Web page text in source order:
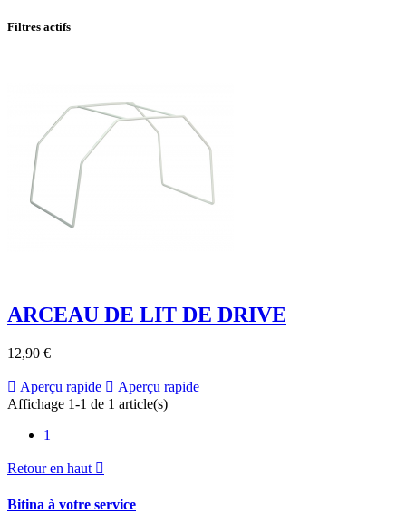
Filtres actifs
ARCEAU DE LIT DE DRIVE
12,90 €
 Aperçu rapide  Aperçu rapide
Affichage 1-1 de 1 article(s)
1
Retour en haut 
Bitina à votre service